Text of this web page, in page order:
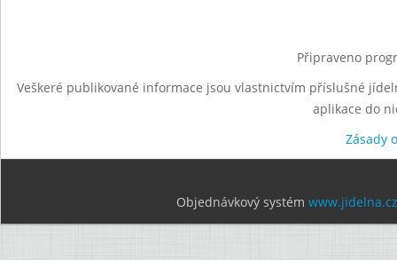
Připraveno
Veškeré publikované informace jsou vlastnictvím příslušné
aplikace do
Zásady
Objednávkový systém www.jidelna.cz